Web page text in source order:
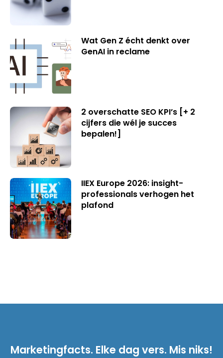
Wat Gen Z écht denkt over
GenAI in reclame
2 overschatte SEO KPI’s [+ 2
cijfers die wél je succes
bepalen!]
IIEX Europe 2026: insight-
professionals verhogen het
plafond
Marketingfacts. Elke dag vers. Mis niks!